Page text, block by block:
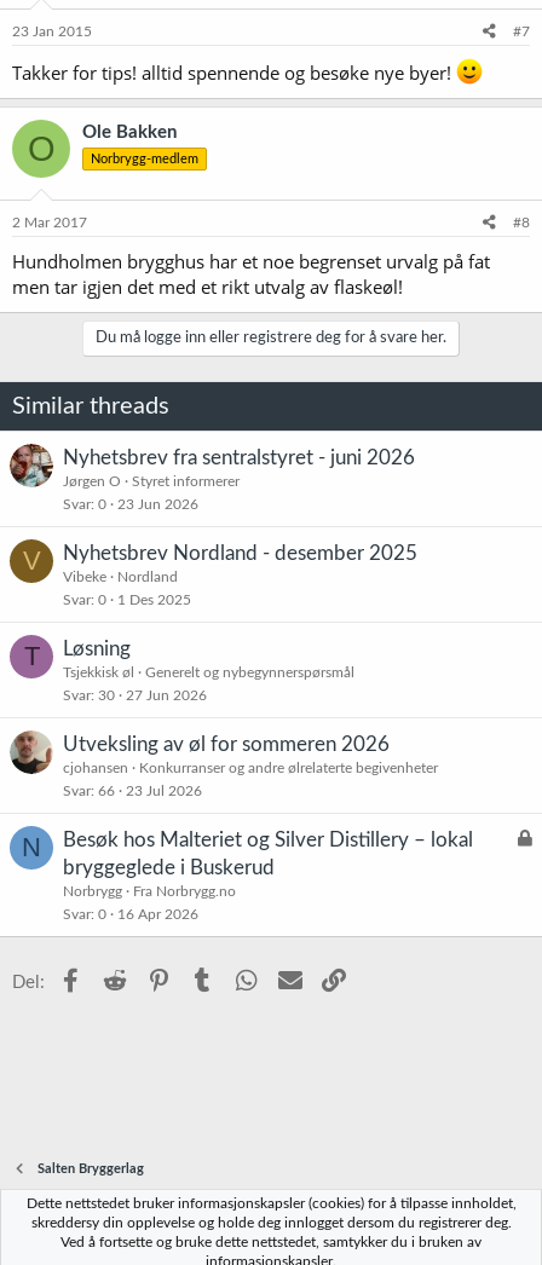
e
:
23 Jan 2015 #7
Takker for tips! alltid spennende og besøke nye byer!
O Ole Bakken
Norbrygg-medlem
2 Mar 2017 #8
Hundholmen brygghus har et noe begrenset urvalg på fat
men tar igjen det med et rikt utvalg av flaskeøl!
Du må logge inn eller registrere deg for å svare her.
Similar threads
Nyhetsbrev fra sentralstyret - juni 2026
Jørgen O
Styret informerer
Svar 0 23 Jun 2026
V Nyhetsbrev Nordland - desember 2025
Vibeke
Nordland
Svar 0 1 Des 2025
T Løsning
Tsjekkisk øl
Generelt og nybegynnerspørsmål
Svar 30 27 Jun 2026
Utveksling av øl for sommeren 2026
cjohansen
Konkurranser og andre ølrelaterte begivenheter
Svar 66 23 Jul 2026
N
L
Besøk hos Malteriet og Silver Distillery – lokal
bryggeglede i Buskerud
Norbrygg
Fra Norbrygg.no
Svar 0 16 Apr 2026
Del: Facebook
Reddit PinterestTumblr WhatsApp
E-post
Salten Bryggerlag
Norbrygg-default
Vilkår og regler Personvernregler
Dette nettstedet bruker informasjonskapsler (cookies) for å tilpasse innholdet,
skreddersy din opplevelse og holde deg innlogget dersom du registrerer deg.
Ved å fortsette og bruke dette nettstedet, samtykker du i bruken av
informasjonskapsler.